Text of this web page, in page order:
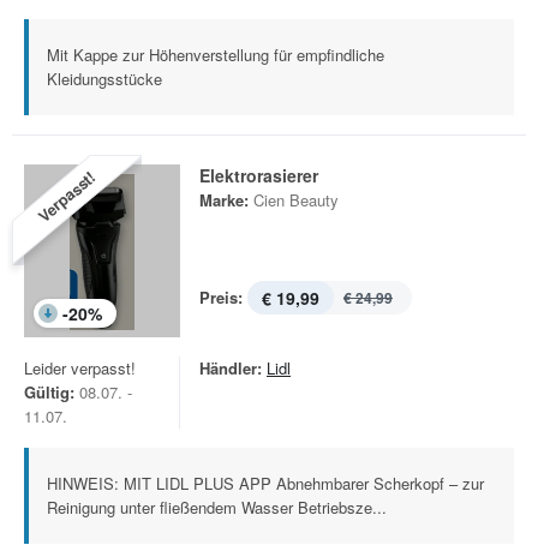
Mit Kappe zur Höhenverstellung für empfindliche
Kleidungsstücke
Verpasst!
-20%
Elektrorasierer
Marke: Cien Beauty
Preis: € 19,99 € 24,99
Leider verpasst!
Gültig: 08.07. -
11.07.
Händler: Lidl
HINWEIS: MIT LIDL PLUS APP Abnehmbarer Scherkopf – zur
Reinigung unter fließendem Wasser Betriebsze...